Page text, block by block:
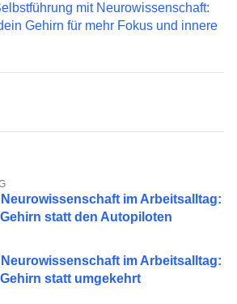
mit Neurowissenschaft:
Gehirn für mehr Fokus und innere
im Arbeitsalltag:
statt den Autopiloten
im Arbeitsalltag:
statt umgekehrt